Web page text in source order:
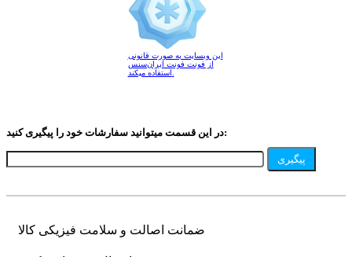
این وبسایت به صورت قانونی
از فونت فونت ایران‌سنس
در این قسمت میتوانید سفارشات خود را پیگیری کنید:
پیگیری
ضمانت اصالت و سلامت فیزیکی کالا